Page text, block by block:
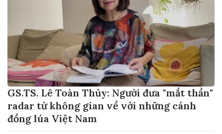
GS.TS. Lê Toàn Thủy: Người đưa "mắt thần"
radar từ không gian về với những cánh
đồng lúa Việt Nam